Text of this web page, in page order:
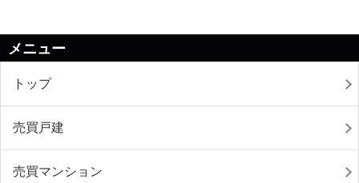
メニュー
トップ
売買戸建
売買マンション